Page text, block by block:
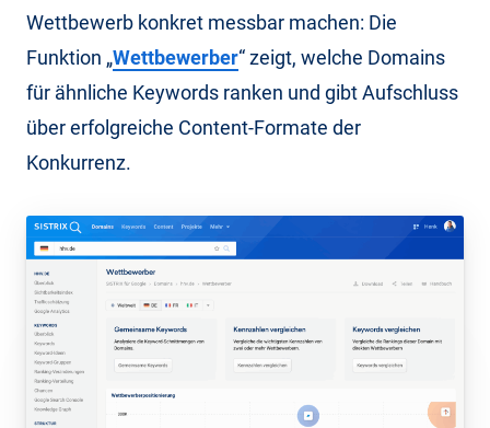
Wettbewerb konkret messbar machen: Die
Funktion „Wettbewerber“ zeigt, welche Domains
für ähnliche Keywords ranken und gibt Aufschluss
über erfolgreiche Content-Formate der
Konkurrenz.